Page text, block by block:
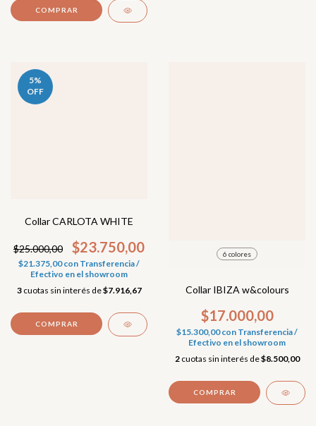
5%
OFF
Collar CARLOTA WHITE
$25.000,00 $23.750,00
$21.375,00con Transferencia /
Efectivo en el showroom
3 cuotas sin interés de$7.916,67
6 colores
Collar IBIZA w&colours
$17.000,00
$15.300,00con Transferencia /
Efectivo en el showroom
2 cuotas sin interés de$8.500,00
COMPRAR